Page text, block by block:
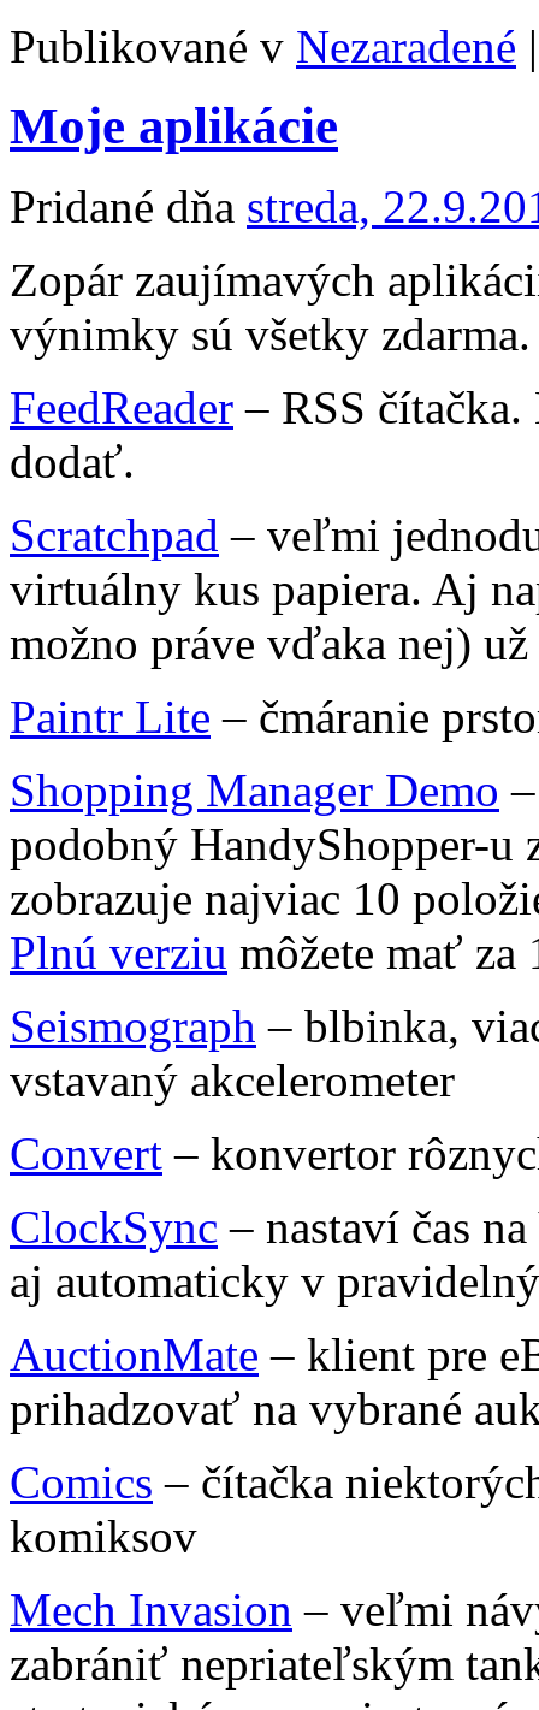
Publikované v Nezaradené |
Moje aplikácie
Pridané dňa streda,
Zopár zaujímavých
výnimky sú všetky zdarma.
FeedReader – RSS
dodať.
Scratchpad – veľmi
virtuálny kus papiera. Aj
možno práve vďaka nej)
Paintr Lite – čmáranie
Shopping Manager Demo
podobný HandyShopper-u
zobrazuje najviac 10
Plnú verziu môžete mať za
Seismograph – blbinka,
vstavaný akcelerometer
Convert – konvertor
ClockSync – nastaví čas
aj automaticky v
AuctionMate – klient pre
prihadzovať na vybrané
Comics – čítačka
komiksov
Mech Invasion – veľmi
zabrániť nepriateľským